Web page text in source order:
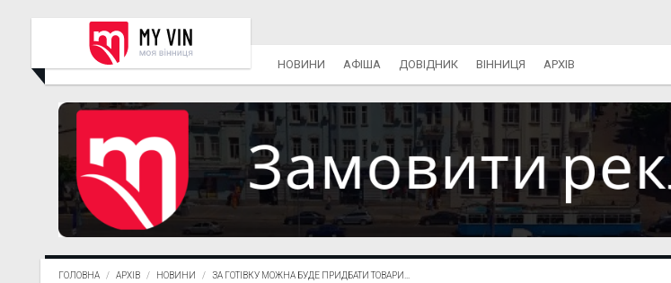
НОВИНИ АФІША ДОВІДНИК ВІННИЦЯ АРХІВ
ГОЛОВНА АРХІВ НОВИНИ ЗА ГОТІВКУ МОЖНА БУДЕ ПРИДБАТИ ТОВАРИ...